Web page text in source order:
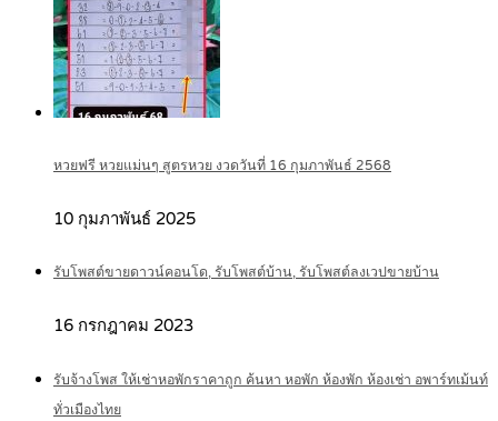
หวยฟรี หวยแม่นๆ สูตรหวย งวดวันที่ 16 กุมภาพันธ์ 2568
10 กุมภาพันธ์ 2025
รับโพสต์ขายดาวน์คอนโด, รับโพสต์บ้าน, รับโพสต์ลงเวปขายบ้าน
16 กรกฎาคม 2023
รับจ้างโพส ให้เช่าหอพักราคาถูก ค้นหา หอพัก ห้องพัก ห้องเช่า อพาร์ทเม้นท์
ทั่วเมืองไทย